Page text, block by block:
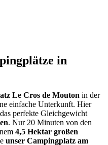
in
Le Cros de Mouton in der
einfache Unterkunft. Hier
perfekte Gleichgewicht
. Nur 20 Minuten von den
4,5 Hektar großen
unser Campingplatz am